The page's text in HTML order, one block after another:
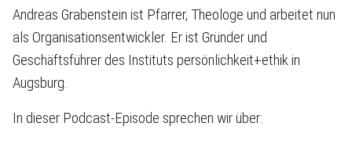
Andreas Grabenstein ist Pfarrer, Theologe und arbeitet nun
als Organisationsentwickler. Er ist Gründer und
Geschäftsführer des Instituts persönlichkeit+ethik in
Augsburg.
In dieser Podcast-Episode sprechen wir über: